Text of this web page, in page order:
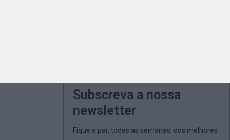
Subscreva a nossa
newsletter
Fique a par, todas as semanas, dos melhores